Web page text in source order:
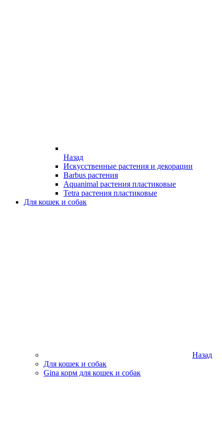
Назад
Искусственные растения и декорации
Barbus растения
Aquanimal растения пластиковые
Tetra растения пластиковые
Для кошек и собак
Назад
Для кошек и собак
Gina корм для кошек и собак